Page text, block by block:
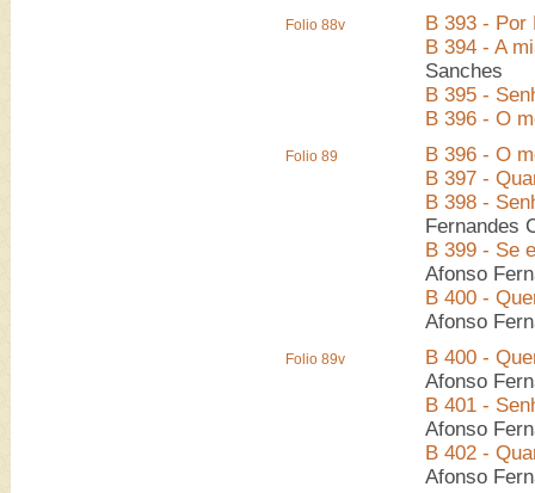
Folio 88v
B 393 - Por
B 394 - A
Sanches
B 395 -
B 396 - O
Folio 89
B 396 - O
B 397 -
B 398 -
Fernandes
B 399 - Se
Afonso
B 400 -
Afonso
Folio 89v
B 400 -
Afonso
B 401 -
Afonso
B 402 -
Afonso